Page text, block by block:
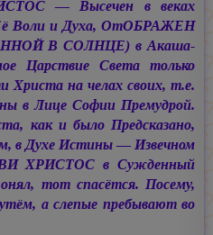
— Высечен в веках
Воли и Духа, ОтОБРАЖЕН
В СОЛНЦЕ) в Акаша-
Царствие Света только
на челах своих, т.е.
в Лице Софии Премудрой.
как и было Предсказано,
в Духе Истины — Извечном
ХРИСТОС в Сужденный
тот спасётся. Посему,
а слепые пребывают во